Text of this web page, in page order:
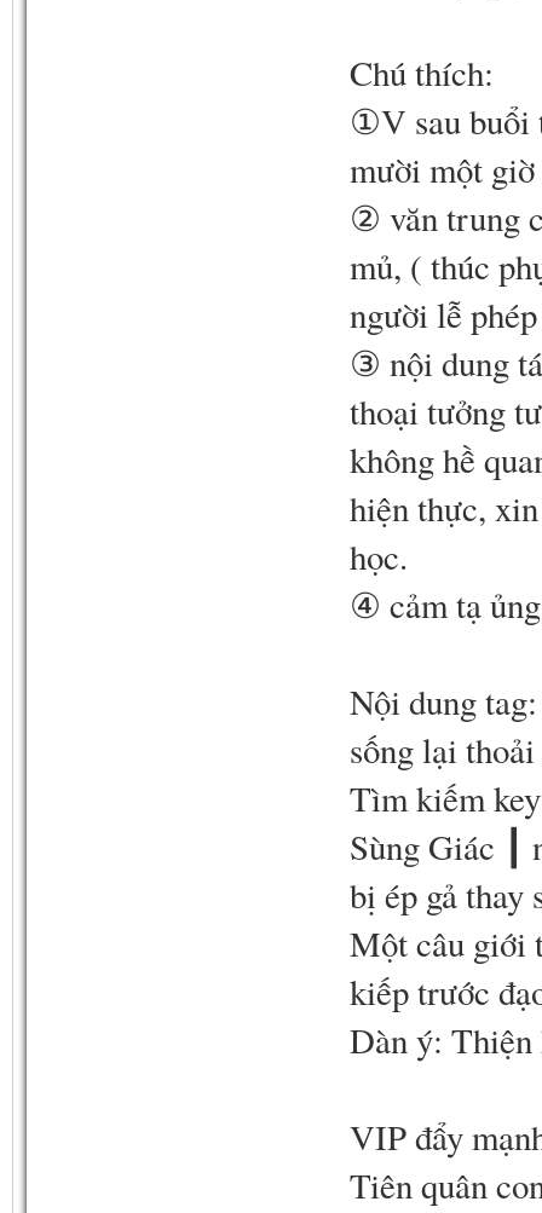
Chú thích:
①V sau buổi
mười một giờ
② văn trung
mủ, ( thúc
người lễ
③ nội dung
thoại tưởng
không hề
hiện thực,
học.
④ cảm tạ
Nội dung
sống lại
Tìm kiếm
Sùng Giác ┃
bị ép gả
Một câu giới
kiếp trước
Dàn ý: Thiện
VIP đẩy
Tiên quân